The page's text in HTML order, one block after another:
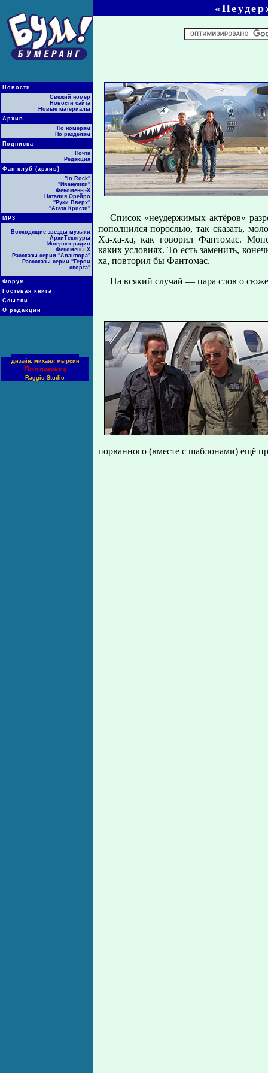
Новости
Свежий номер
Новости сайта
Новые материалы
Архив
По номерам
По разделам
Подписка
Почта
Редакция
Фан-клуб (архив)
"In Rock"
"Иванушки"
Феномены-Х
Наталия Орейро
"Руки Вверх"
"Агата Кристи"
МР3
Восходящие звезды музыки
АрхиТекстуры
Интернет-радио
Феномены-Х
Рассказы серии "Авантюра"
Расссказы серии "Герои
спорта"
Форум
Гостевая книга
Ссылки
О редакции
дизайн: михаил мырсин
Поддержка
Raggio Studio
Список «неудержимых актёров»
пополнился порослью, так сказать,
Ха-ха-ха, как говорил Фантомас.
каких условиях. То есть заменить,
ха, повторил бы Фантомас.
На всякий случай — пара слов о
порванного (вместе с шаблонами) ещё